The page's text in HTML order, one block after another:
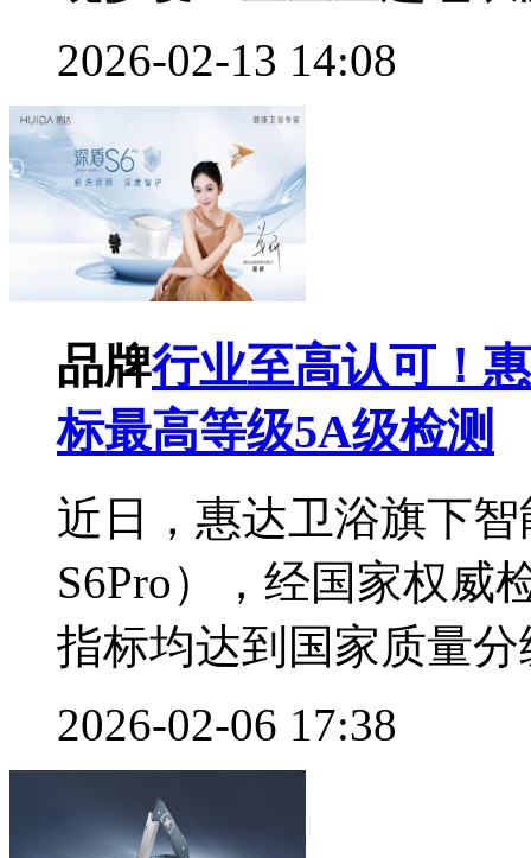
2026-02-13 14:08
品牌行业至高认可！
标最高等级5A级检测
近日，惠达卫浴旗下
S6Pro），经国家权威
指标均达到国家质量分
2026-02-06 17:38